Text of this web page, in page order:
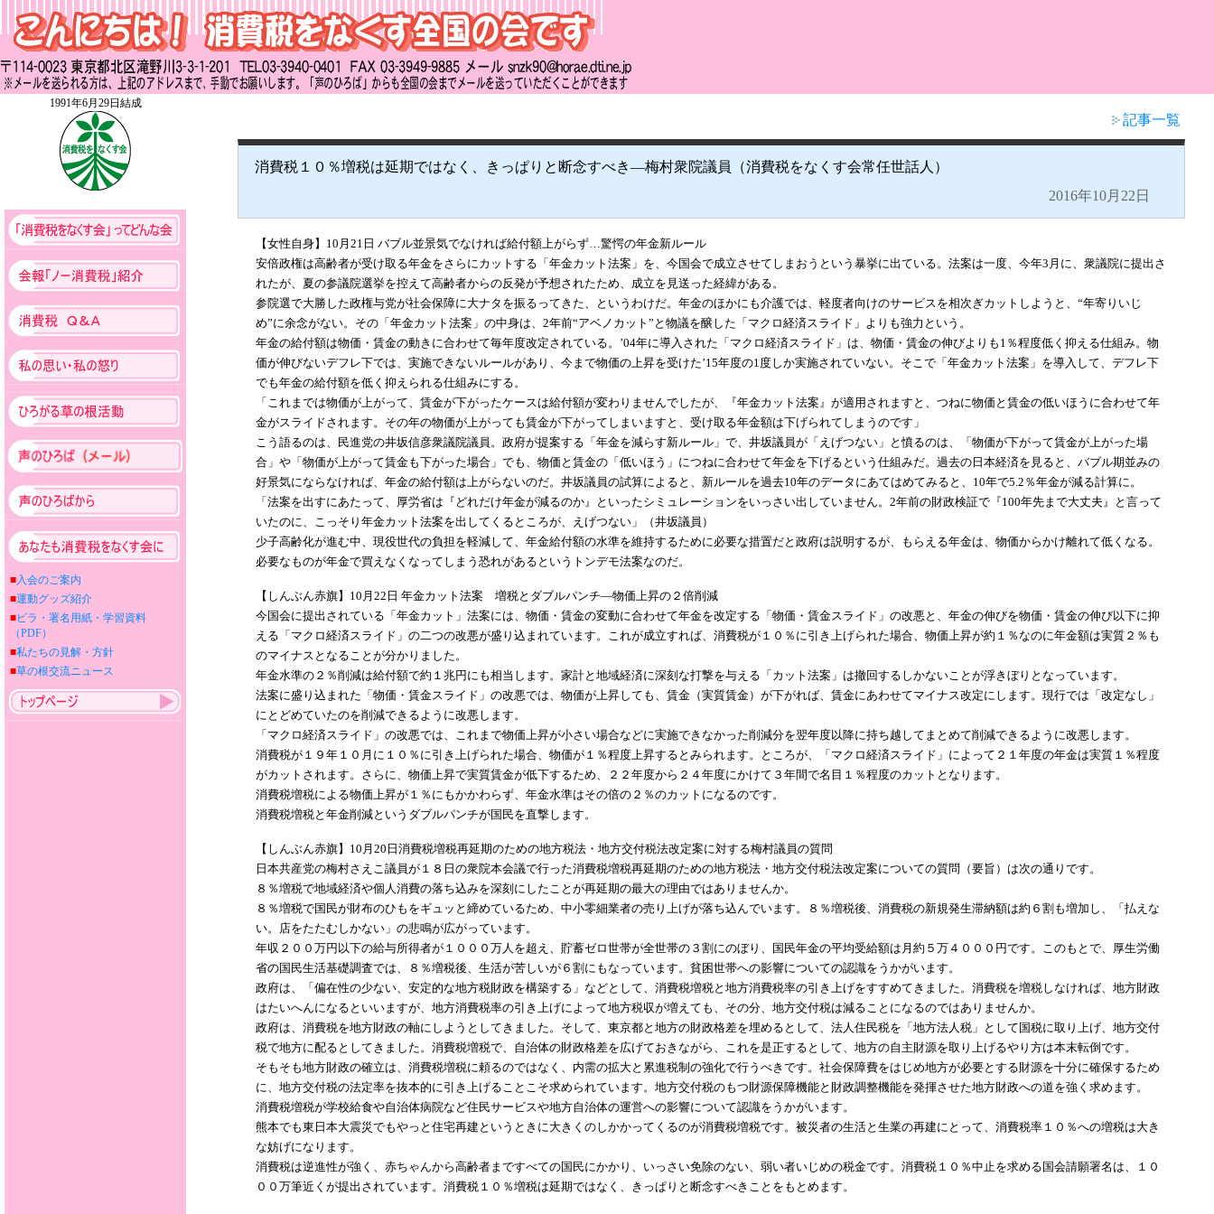
1991年6月29日結成
■入会のご案内
■運動グッズ紹介
■ビラ・署名用紙・学習資料
（PDF）
■私たちの見解・方針
■草の根交流ニュース
記事一覧
消費税１０％増税は延期ではなく、きっぱりと断念すべき―梅村衆院議員（消費税をなくす会常任世話人）
2016年10月22日
【女性自身】10月21日 バブル並景気でなければ給付額上がらず…驚愕の年金新ルール
安倍政権は高齢者が受け取る年金をさらにカットする「年金カット法案」を、今国会で成立させてしまおうという暴挙に出ている。法案は一度、今年3月に、衆議院に提出さ
れたが、夏の参議院選挙を控えて高齢者からの反発が予想されたため、成立を見送った経緯がある。
参院選で大勝した政権与党が社会保障に大ナタを振るってきた、というわけだ。年金のほかにも介護では、軽度者向けのサービスを相次ぎカットしようと、“年寄りいじ
め”に余念がない。その「年金カット法案」の中身は、2年前“アベノカット”と物議を醸した「マクロ経済スライド」よりも強力という。
年金の給付額は物価・賃金の動きに合わせて毎年度改定されている。’04年に導入された「マクロ経済スライド」は、物価・賃金の伸びよりも1％程度低く抑える仕組み。物
価が伸びないデフレ下では、実施できないルールがあり、今まで物価の上昇を受けた’15年度の1度しか実施されていない。そこで「年金カット法案」を導入して、デフレ下
でも年金の給付額を低く抑えられる仕組みにする。
「これまでは物価が上がって、賃金が下がったケースは給付額が変わりませんでしたが、『年金カット法案』が適用されますと、つねに物価と賃金の低いほうに合わせて年
金がスライドされます。その年の物価が上がっても賃金が下がってしまいますと、受け取る年金額は下げられてしまうのです」
こう語るのは、民進党の井坂信彦衆議院議員。政府が提案する「年金を減らす新ルール」で、井坂議員が「えげつない」と憤るのは、「物価が下がって賃金が上がった場
合」や「物価が上がって賃金も下がった場合」でも、物価と賃金の「低いほう」につねに合わせて年金を下げるという仕組みだ。過去の日本経済を見ると、バブル期並みの
好景気にならなければ、年金の給付額は上がらないのだ。井坂議員の試算によると、新ルールを過去10年のデータにあてはめてみると、10年で5.2％年金が減る計算に。
「法案を出すにあたって、厚労省は『どれだけ年金が減るのか』といったシミュレーションをいっさい出していません。2年前の財政検証で『100年先まで大丈夫』と言って
いたのに、こっそり年金カット法案を出してくるところが、えげつない」（井坂議員）
少子高齢化が進む中、現役世代の負担を軽減して、年金給付額の水準を維持するために必要な措置だと政府は説明するが、もらえる年金は、物価からかけ離れて低くなる。
必要なものが年金で買えなくなってしまう恐れがあるというトンデモ法案なのだ。
【しんぶん赤旗】10月22日 年金カット法案 増税とダブルパンチ―物価上昇の２倍削減
今国会に提出されている「年金カット」法案には、物価・賃金の変動に合わせて年金を改定する「物価・賃金スライド」の改悪と、年金の伸びを物価・賃金の伸び以下に抑
える「マクロ経済スライド」の二つの改悪が盛り込まれています。これが成立すれば、消費税が１０％に引き上げられた場合、物価上昇が約１％なのに年金額は実質２％も
のマイナスとなることが分かりました。
年金水準の２％削減は給付額で約１兆円にも相当します。家計と地域経済に深刻な打撃を与える「カット法案」は撤回するしかないことが浮きぼりとなっています。
法案に盛り込まれた「物価・賃金スライド」の改悪では、物価が上昇しても、賃金（実質賃金）が下がれば、賃金にあわせてマイナス改定にします。現行では「改定なし」
にとどめていたのを削減できるように改悪します。
「マクロ経済スライド」の改悪では、これまで物価上昇が小さい場合などに実施できなかった削減分を翌年度以降に持ち越してまとめて削減できるように改悪します。
消費税が１９年１０月に１０％に引き上げられた場合、物価が１％程度上昇するとみられます。ところが、「マクロ経済スライド」によって２１年度の年金は実質１％程度
がカットされます。さらに、物価上昇で実質賃金が低下するため、２２年度から２４年度にかけて３年間で名目１％程度のカットとなります。
消費税増税による物価上昇が１％にもかかわらず、年金水準はその倍の２％のカットになるのです。
消費税増税と年金削減というダブルパンチが国民を直撃します。
【しんぶん赤旗】10月20日消費税増税再延期のための地方税法・地方交付税法改定案に対する梅村議員の質問
日本共産党の梅村さえこ議員が１８日の衆院本会議で行った消費税増税再延期のための地方税法・地方交付税法改定案についての質問（要旨）は次の通りです。
８％増税で地域経済や個人消費の落ち込みを深刻にしたことが再延期の最大の理由ではありませんか。
８％増税で国民が財布のひもをギュッと締めているため、中小零細業者の売り上げが落ち込んでいます。８％増税後、消費税の新規発生滞納額は約６割も増加し、「払えな
い。店をたたむしかない」の悲鳴が広がっています。
年収２００万円以下の給与所得者が１０００万人を超え、貯蓄ゼロ世帯が全世帯の３割にのぼり、国民年金の平均受給額は月約５万４０００円です。このもとで、厚生労働
省の国民生活基礎調査では、８％増税後、生活が苦しいが６割にもなっています。貧困世帯への影響についての認識をうかがいます。
政府は、「偏在性の少ない、安定的な地方税財政を構築する」などとして、消費税増税と地方消費税率の引き上げをすすめてきました。消費税を増税しなければ、地方財政
はたいへんになるといいますが、地方消費税率の引き上げによって地方税収が増えても、その分、地方交付税は減ることになるのではありませんか。
政府は、消費税を地方財政の軸にしようとしてきました。そして、東京都と地方の財政格差を埋めるとして、法人住民税を「地方法人税」として国税に取り上げ、地方交付
税で地方に配るとしてきました。消費税増税で、自治体の財政格差を広げておきながら、これを是正するとして、地方の自主財源を取り上げるやり方は本末転倒です。
そもそも地方財政の確立は、消費税増税に頼るのではなく、内需の拡大と累進税制の強化で行うべきです。社会保障費をはじめ地方が必要とする財源を十分に確保するため
に、地方交付税の法定率を抜本的に引き上げることこそ求められています。地方交付税のもつ財源保障機能と財政調整機能を発揮させた地方財政への道を強く求めます。
消費税増税が学校給食や自治体病院など住民サービスや地方自治体の運営への影響について認識をうかがいます。
熊本でも東日本大震災でもやっと住宅再建というときに大きくのしかかってくるのが消費税増税です。被災者の生活と生業の再建にとって、消費税率１０％への増税は大き
な妨げになります。
消費税は逆進性が強く、赤ちゃんから高齢者まですべての国民にかかり、いっさい免除のない、弱い者いじめの税金です。消費税１０％中止を求める国会請願署名は、１０
００万筆近くが提出されています。消費税１０％増税は延期ではなく、きっぱりと断念すべきことをもとめます。